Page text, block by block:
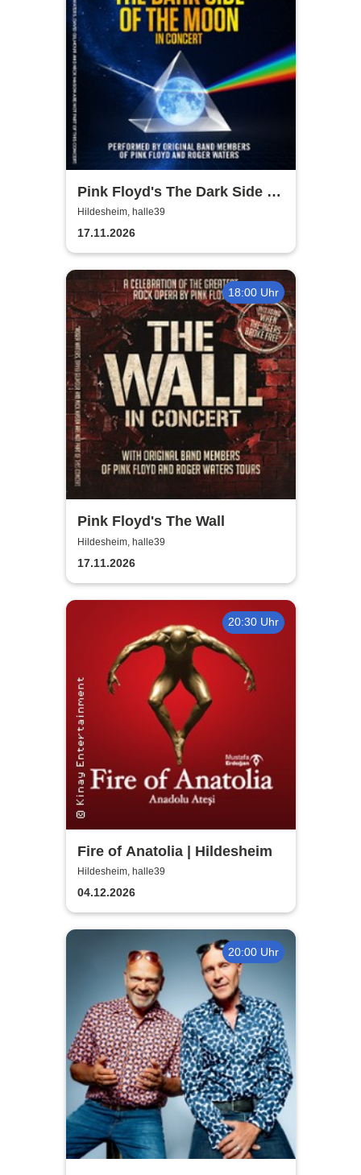
Pink Floyd's The Dark Side of
the Moon - In Concert
Hildesheim, halle39
17.11.2026
18:00 Uhr
Pink Floyd's The Wall
Hildesheim, halle39
17.11.2026
20:30 Uhr
Fire of Anatolia | Hildesheim
Hildesheim, halle39
04.12.2026
20:00 Uhr